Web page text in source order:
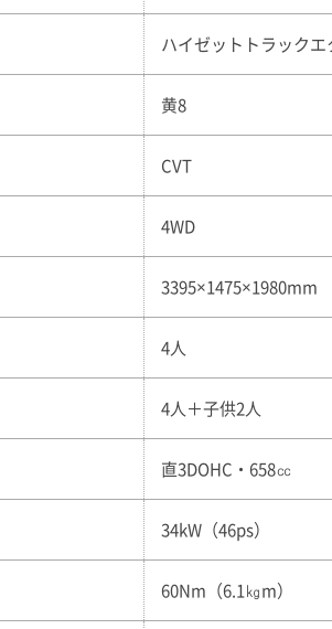
ハイゼットトラック
黄8
CVT
4WD
3395×1475×1980mm
4人
4人＋子供2人
直3DOHC・658㏄
34kW（46ps）
60Nm（6.1㎏m）